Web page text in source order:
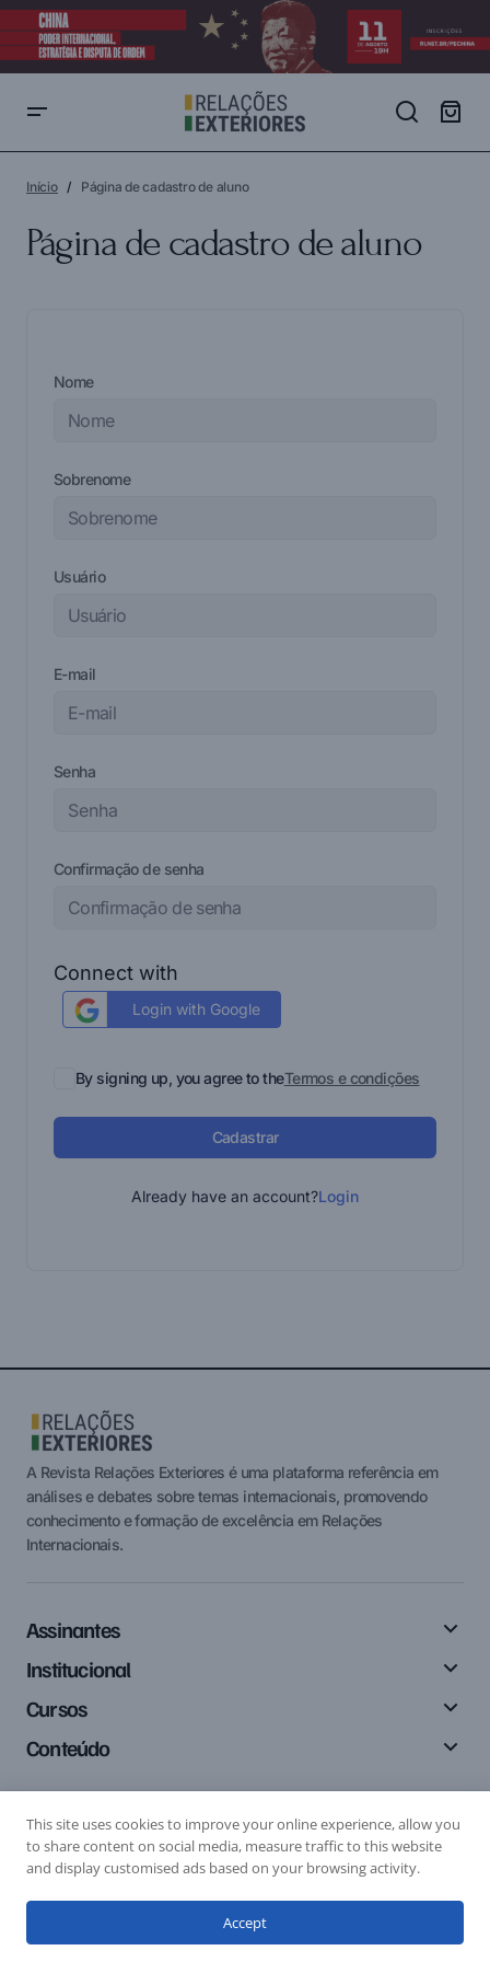
Início Página de cadastro de aluno
Página de cadastro de aluno
Nome
Sobrenome
Usuário
E-mail
Senha
Confirmação de senha
Connect with
Login with Google
By signing up, you agree to theTermos e condições
Cadastrar
Already have an account?Login
A Revista Relações Exteriores é uma plataforma referência em
análises e debates sobre temas internacionais, promovendo
conhecimento e formação de excelência em Relações
Internacionais.
Assinantes
Institucional
Cursos
Conteúdo
Siga-nos
Submissão de Resenha
© 2024 Relações Exteriores. All Rights Reserved.
This site uses cookies to improve your online experience, allow you
to share content on social media, measure traffic to this website
and display customised ads based on your browsing activity.
Accept